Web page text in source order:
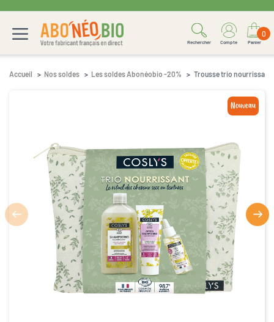
Rechercher Compte
0
Panier
Accueil Nos soldes Les soldes Abonéobio -20% Trousse trio nourrissant
Nouveau